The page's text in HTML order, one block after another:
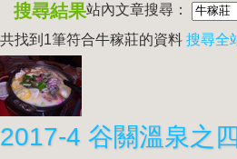
搜尋結果站內文章搜尋：
共找到1筆符合牛稼莊的資料 搜尋全
2017-4 谷關溫泉之